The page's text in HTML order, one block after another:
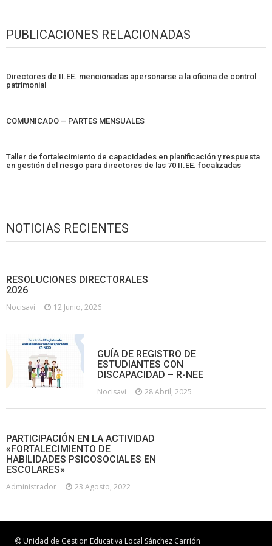
PUBLICACIONES RELACIONADAS
Directores de II.EE. mencionadas apersonarse a la oficina de control
patrimonial
COMUNICADO – PARTES MENSUALES
Taller de fortalecimiento de capacidades en planificación y respuesta
en gestión del riesgo para directores de las 70 II.EE. focalizadas
NOTICIAS RECIENTES
RESOLUCIONES DIRECTORALES
2026
Nocisavi 12 Junio, 2026
GUÍA DE REGISTRO DE
ESTUDIANTES CON
DISCAPACIDAD – R-NEE
Nocisavi 28 Abril, 2025
PARTICIPACIÓN EN LA ACTIVIDAD
«FORTALECIMIENTO DE
HABILIDADES PSICOSOCIALES EN
ESCOLARES»
Administrador 23 Agosto, 2022
Unidad de Gestion Educativa Local Sánchez Carrión